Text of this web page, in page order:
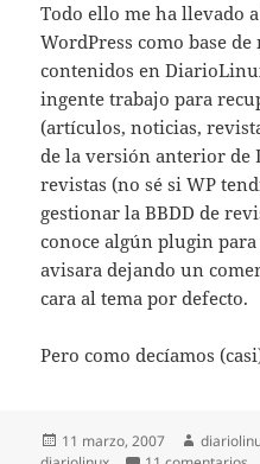
Todo ello me ha llevado
WordPress como base
contenidos en
ingente trabajo para
(artículos, noticias,
de la versión anterior de
revistas (no sé si WP
gestionar la BBDD de
conoce algún plugin
avisara dejando un
cara al tema por defecto.
Pero como decíamos
Publicado
11 marzo, 2007 Autor